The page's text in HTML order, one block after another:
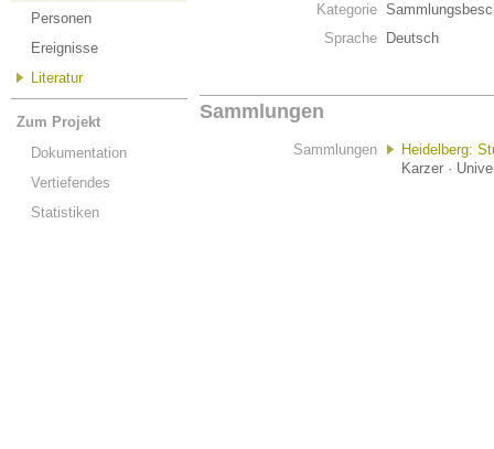
Personen
Ereignisse
Literatur
Zum Projekt
Dokumentation
Vertiefendes
Statistiken
Kategorie
Sprache
Deutsch
Sammlungen
Sammlungen
Heidelberg:
Karzer ·